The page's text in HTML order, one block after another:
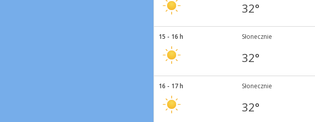
32°
15 - 16 h Słonecznie
32°
16 - 17 h Słonecznie
32°